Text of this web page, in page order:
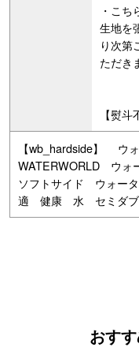
・こ
生地を
り次第
ただき
【熨斗
【wb_hardside】 ウ
WATERWORLD ウ
ソフトサイド ウォ
適 健康 水 セミダ
おす